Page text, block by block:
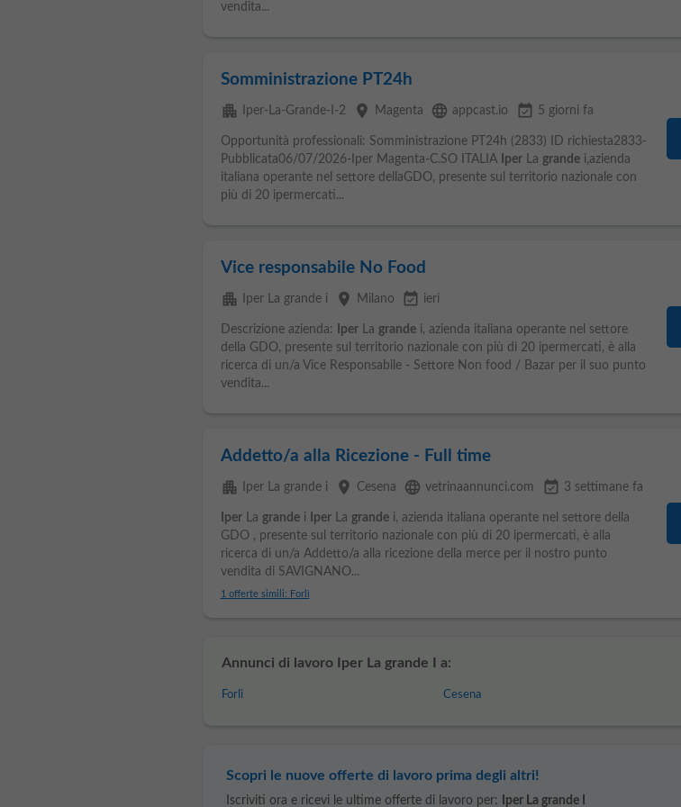
vendita...
Somministrazione PT24h
apartment Iper-La-Grande-I-2 place Magenta language appcast.io event_available 5 giorni fa
Opportunità professionali: Somministrazione PT24h (2833) ID richiesta2833-
Pubblicata06/07/2026-Iper Magenta-C.SO ITALIA
IperLa grandei,azienda
italiana operante nel settore dellaGDO, presente sul territorio nazionale con
più di 20 ipermercati...
Vice responsabile No Food
apartment Iper La grande i place Milano event_available ieri
Descrizione azienda: IperLa grandei, azienda italiana operante nel settore
della GDO, presente sul territorio nazionale con più di 20 ipermercati, è alla
ricerca di un/a Vice Responsabile - Settore Non food / Bazar per il suo punto
vendita...
Addetto/a alla Ricezione - Full time
apartment Iper La grande i place Cesena language vetrinaannunci.com event_available 3 settimane fa
IperLa grandei IperLa grandei, azienda italiana operante nel settore della
GDO , presente sul territorio nazionale con più di 20 ipermercati, è alla
ricerca di un/a Addetto/a alla ricezione della merce per il nostro punto
vendita di SAVIGNANO...
1 offerte simili: Forlì
Annunci di lavoro Iper La grande I a:
Forlì Cesena
Scopri le nuove offerte di lavoro prima degli altri!
Iscriviti ora e ricevi le ultime offerte di lavoro per: Iper La grande I